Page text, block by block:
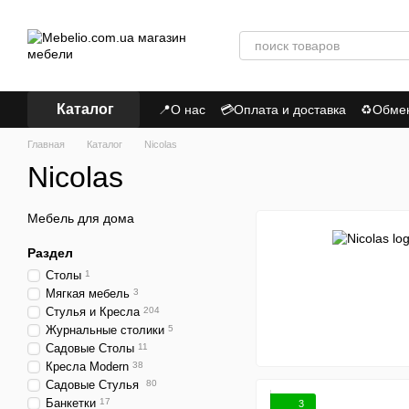
Каталог 📍О нас 💳Оплата и доставка
📃Пользовательское соглашение
Главная Каталог Nicolas
Nicolas
3
Мебель для дома
Раздел
Столы 1
Мягкая мебель 3
Стулья и Кресла 204
Журнальные столики 5
Садовые Столы 11
Кресла Modern 38
Садовые Стулья 80
Банкетки 17